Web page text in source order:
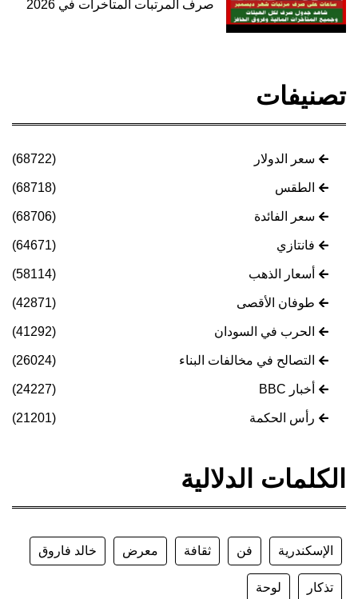
صرف المرتبات المتأخرات في 2026
تصنيفات
سعر الدولار (68722)
الطقس (68718)
سعر الفائدة (68706)
فانتازي (64671)
أسعار الذهب (58114)
طوفان الأقصى (42871)
الحرب في السودان (41292)
التصالح في مخالفات البناء (26024)
أخبار BBC (24227)
رأس الحكمة (21201)
الكلمات الدلالية
الإسكندرية فن ثقافة معرض خالد فاروق
تذكار لوحة